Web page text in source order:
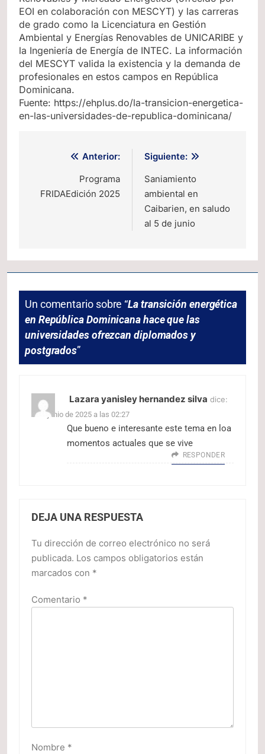
EOI en colaboración con MESCYT) y las carreras
de grado como la Licenciatura en Gestión
Ambiental y Energías Renovables de UNICARIBE y
la Ingeniería de Energía de INTEC. La información
del MESCYT valida la existencia y la demanda de
profesionales en estos campos en República
Dominicana.
Fuente: https://ehplus.do/la-transicion-energetica-
en-las-universidades-de-republica-dominicana/
Navegación
entradas
Anterior:
Programa
FRIDAEdición 2025
Siguiente:
Saniamiento
ambiental en
Caibarien, en saludo
al 5 de junio
Un comentario sobre “La transición energética
en República Dominicana hace que las
universidades ofrezcan diplomados y
postgrados”
Lazara yanisley hernandez silva dice:
2 de junio de 2025 a las 02:27
Que bueno e interesante este tema en loa
momentos actuales que se vive
RESPONDER
DEJA UNA RESPUESTA
Tu dirección de correo electrónico no será
publicada. Los campos obligatorios están
marcados con *
Comentario *
Nombre *